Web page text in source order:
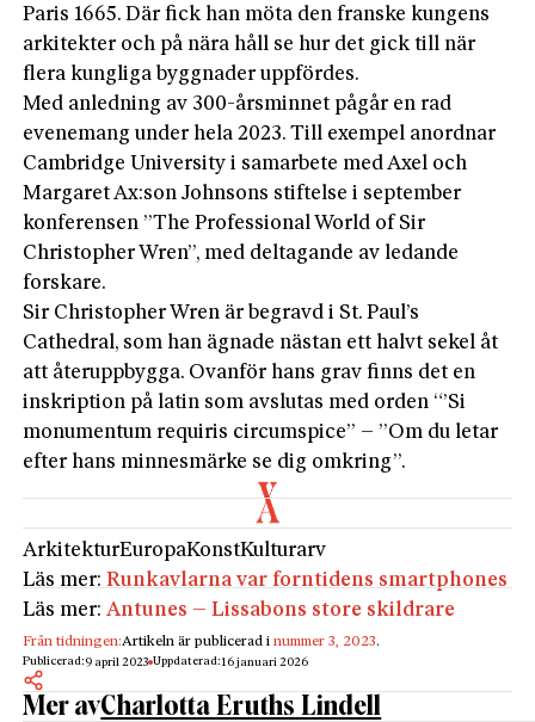
Paris 1665. Där fick han möta den franske kungens
arkitekter och på nära håll se hur det gick till när
flera kungliga byggnader uppfördes.
Med anledning av 300-årsminnet pågår en rad
evenemang under hela 2023. Till exempel anordnar
Cambridge University i samarbete med Axel och
Margaret Ax:son Johnsons stiftelse i september
konferensen ”The Professional World of Sir
Christopher Wren”, med deltagande av ledande
forskare.
Sir Christopher Wren är begravd i St. Paul’s
Cathedral, som han ägnade nästan ett halvt sekel åt
att återuppbygga. Ovanför hans grav finns det en
inskription på latin som avslutas med orden “’Si
monumentum requiris circumspice” – ”Om du letar
efter hans minnesmärke se dig omkring”.
ArkitekturEuropaKonstKulturarv
Läs mer:Runkavlarna var forntidens smartphones
Läs mer:Antunes – Lissabons store skildrare
Från tidningen:Artikeln är publicerad inummer 3, 2023.
Publicerad:9 april 2023 Uppdaterad:16 januari 2026
Mer avCharlotta Eruths Lindell